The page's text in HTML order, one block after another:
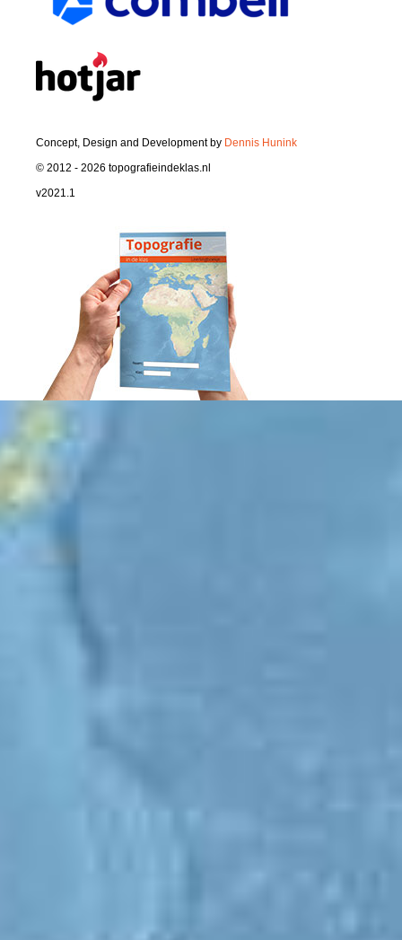
Concept, Design and Development by Dennis Hunink
© 2012 - 2026 topografieindeklas.nl
v2021.1